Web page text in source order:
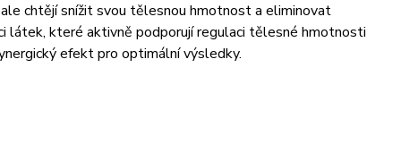
chtějí snížit svou tělesnou hmotnost a eliminovat
látek, které aktivně podporují regulaci tělesné hmotnosti
efekt pro optimální výsledky.